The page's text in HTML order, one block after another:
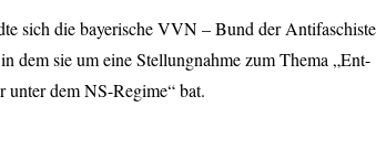
sich die bayerischeVVN– Bund der
dem sie um eine Stellungnahme zum Thema „Ent-
dem NS-Regime“ bat.